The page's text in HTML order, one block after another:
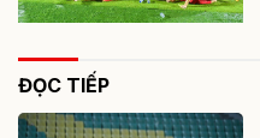
ĐỌC TIẾP